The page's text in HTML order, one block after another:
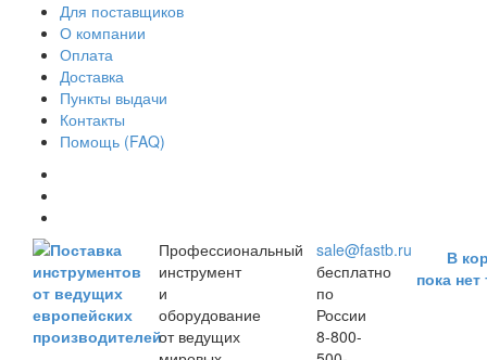
Для поставщиков
О компании
Оплата
Доставка
Пункты выдачи
Контакты
Помощь (FAQ)
Профессиональный
инструмент
и
оборудование
от ведущих
sale@fastb.ru
бесплатно
по
России
8-800-
В
пока